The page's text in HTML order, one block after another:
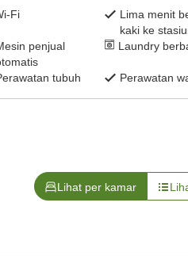
Fi
Lima menit
kaki ke
penjual
Laundry
tubuh Perawatan
Lihat per kamar